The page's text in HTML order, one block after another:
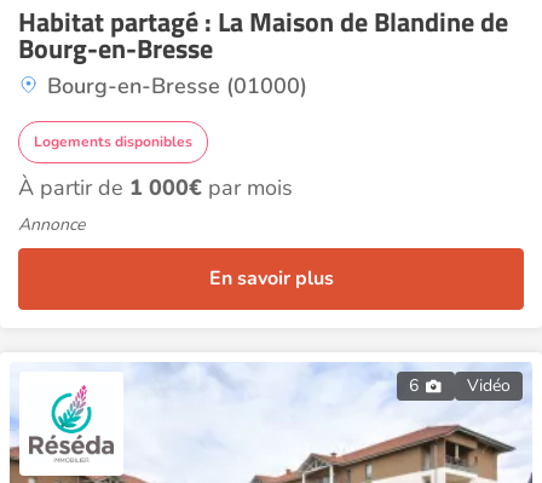
Habitat partagé : La Maison de Blandine de
Bourg-en-Bresse
Bourg-en-Bresse (01000)
Logements disponibles
À partir de 1 000€ par mois
Annonce
En savoir plus
6 Vidéo